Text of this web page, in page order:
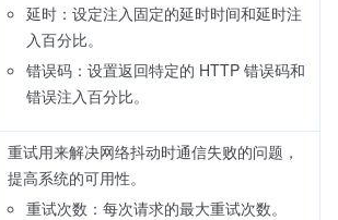
延时：设定注入固定的延时时间和延时注
入百分比。
错误码：设置返回特定的 HTTP 错误码和
错误注入百分比。
重试用来解决网络抖动时通信失败的问题，
提高系统的可用性。
重试次数：每次请求的最大重试次数。